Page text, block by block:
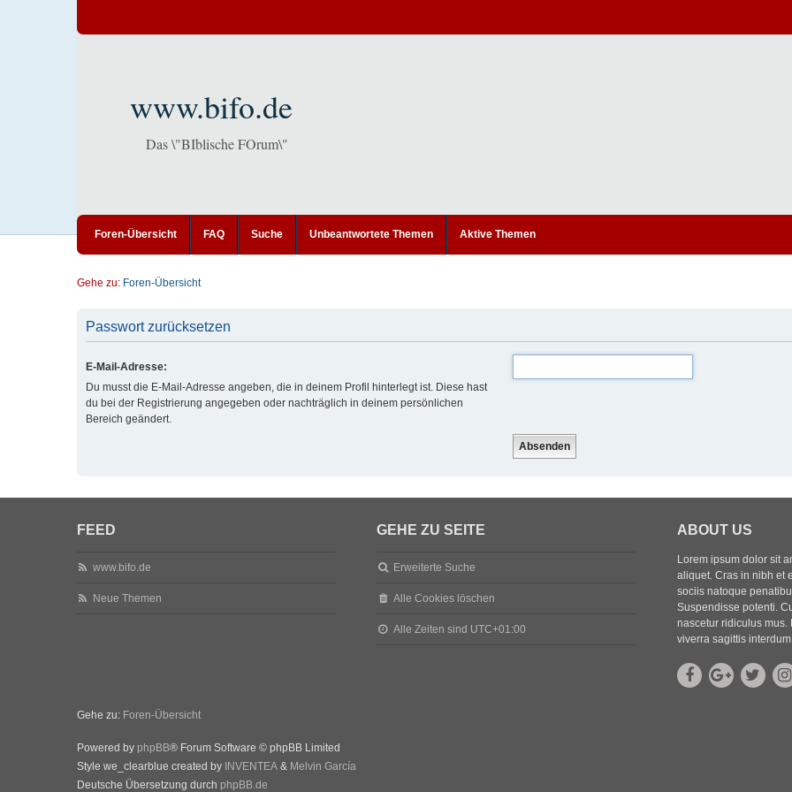
www.bifo.de
Das \"BIblische FOrum\"
Foren-Übersicht FAQ Suche Unbeantwortete Themen Aktive Themen
Gehe zu: Foren-Übersicht
Passwort zurücksetzen
E-Mail-Adresse:
Du musst die E-Mail-Adresse angeben, die in deinem Profil hinterlegt ist. Diese hast
du bei der Registrierung angegeben oder nachträglich in deinem persönlichen
Bereich geändert.
FEED
www.bifo.de
Neue Themen
GEHE ZU SEITE
Erweiterte Suche
Alle Cookies löschen
Alle Zeiten sind UTC+01:00
ABOUT US
Lorem ipsum dolor sit
aliquet. Cras in nibh et
sociis natoque
Suspendisse potenti.
nascetur ridiculus mus.
viverra sagittis
Gehe zu: Foren-Übersicht
Powered by phpBB® Forum Software © phpBB Limited
Style we_clearblue created by INVENTEA & Melvin García
Deutsche Übersetzung durch phpBB.de